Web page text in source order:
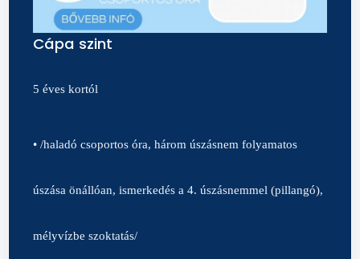
Cápa szint
5 éves kortól
• /haladó csoportos óra, három úszásnem folyamatos
úszása önállóan, ismerkedés a 4. úszásnemmel (pillangó),
mélyvízbe szoktatás/